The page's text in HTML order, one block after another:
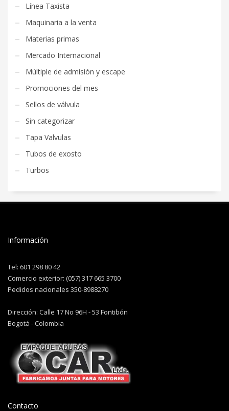
Línea Taxista
Maquinaria a la venta
Materias primas
Mercado Internacional
Múltiple de admisión y escape
Promociones del mes
Sellos de válvula
Sin categorizar
Tapa Valvulas
Tubos de exosto
Turbos
Información
Tel: 601 298 80 42
Comercio exterior: (057) 317 665 3700
Pedidos nacionales 350-8988270
Dirección: Calle 17 No 96H - 53 Fontibón
Bogotá - Colombia
Contacto